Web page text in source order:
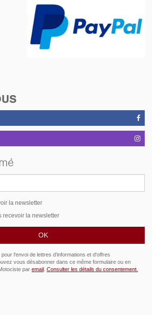
la newsletter
recevoir la newsletter
pour l'envoi de lettres d'informations et d'offres
vous désabonner dans ce même formulaire ou en
par email Consulter les détails du consentement.